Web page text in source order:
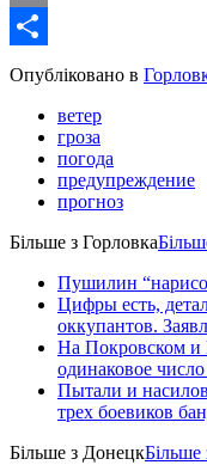
Email
Share
Опубліковано в
ветер
гроза
погода
предупреждение
прогноз
Більше з Горловка
Пушилин
Цифры есть,
оккупантов.
На Покровском и
одинаковое число
Пытали и
трех боевиков
Більше з ДонецкБільше